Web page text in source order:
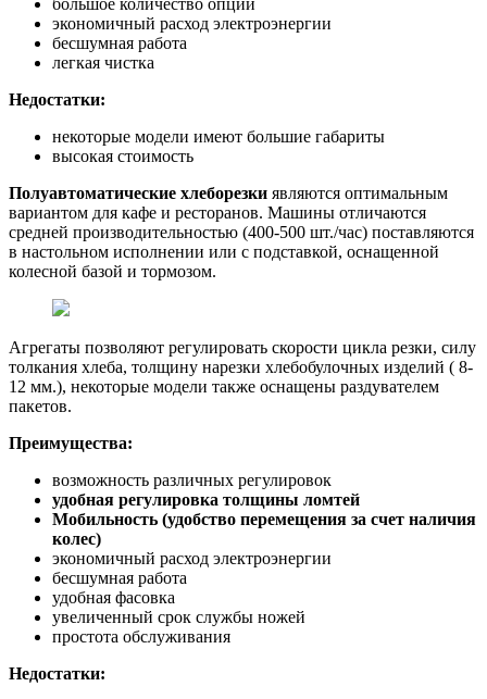
экономичный расход электроэнергии
бесшумная работа
легкая чистка
Недостатки:
некоторые модели имеют большие габариты
высокая стоимость
Полуавтоматические хлеборезки являются оптимальным
вариантом для кафе и ресторанов. Машины отличаются
средней производительностью (400-500 шт./час) поставляются
в настольном исполнении или с подставкой, оснащенной
колесной базой и тормозом.
Агрегаты позволяют регулировать скорости цикла резки, силу
толкания хлеба, толщину нарезки хлебобулочных изделий ( 8-
12 мм.), некоторые модели также оснащены раздувателем
пакетов.
Преимущества:
возможность различных регулировок
удобная регулировка толщины ломтей
Мобильность (удобство перемещения за счет наличия
колес)
экономичный расход электроэнергии
бесшумная работа
удобная фасовка
увеличенный срок службы ножей
простота обслуживания
Недостатки: